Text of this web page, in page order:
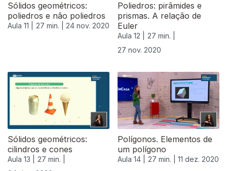
Sólidos geométricos:
poliedros e não poliedros
Aula 11 | 27 min. | 24 nov. 2020
Poliedros: pirâmides e
prismas. A relação de
Euler
Aula 12 |
27 min. |
27 nov. 2020
Sólidos geométricos:
cilindros e cones
Aula 13 |
27 min. |
Polígonos. Elementos de
um polígono
Aula 14 | 27 min. | 11 dez. 2020